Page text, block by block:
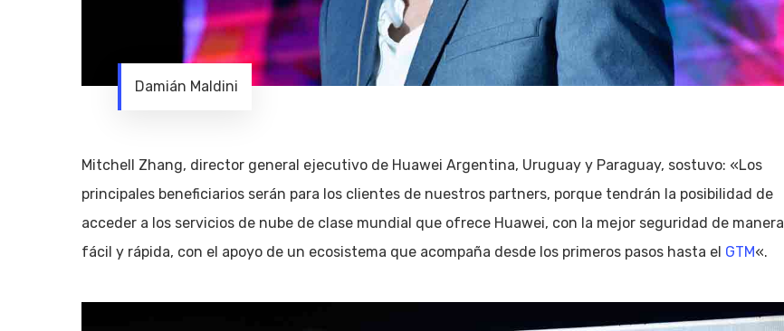
Damián Maldini
Mitchell Zhang, director general ejecutivo de Huawei Argentina, Uruguay y Paraguay, sostuvo: «Los
principales beneficiarios serán para los clientes de nuestros partners, porque tendrán la posibilidad de
acceder a los servicios de nube de clase mundial que ofrece Huawei, con la mejor seguridad de manera
fácil y rápida, con el apoyo de un ecosistema que acompaña desde los primeros pasos hasta el GTM«.